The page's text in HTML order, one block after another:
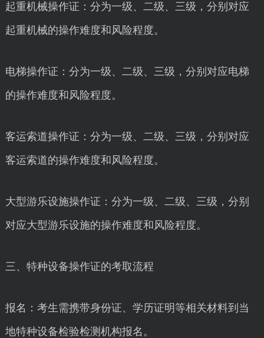
起重机械操作证：分为一级、二级、三级，分别对应
起重机械的操作难度和风险程度。
电梯操作证：分为一级、二级、三级，分别对应电梯
的操作难度和风险程度。
客运索道操作证：分为一级、二级、三级，分别对应
客运索道的操作难度和风险程度。
大型游乐设施操作证：分为一级、二级、三级，分别
对应大型游乐设施的操作难度和风险程度。
三、特种设备操作证的考取流程
报名：考生需携带身份证、学历证明等相关材料到当
地特种设备检验检测机构报名。